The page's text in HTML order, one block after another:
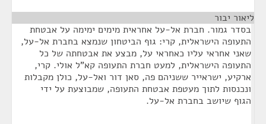
ליאור יבור
בסדר גמור. חברת אל-על אחראית מימים ימימה על אבטחת
התעופה הישראלית, קרי: גוף הביטחון שנמצא בחברת אל-על,
שאני אחראי עליו כאחראי על, מבצע את אבטחתה של כל
התעופה הישראלית, למעט חברת התעופה קא"ל אולי. קרי,
ארקיע, ישראייר ששניהם פה, סאן דור ואל-על, כולן מקבלות
ונכנסות לתוך מעטפת אבטחת התעופה, שמבוצעת על ידי
הגוף שיושב בחברת אל-על.